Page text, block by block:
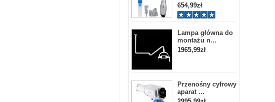
654,99zł
Lampa główna do
montażu n...
1965,99zł
Przenośny cyfrowy
aparat ...